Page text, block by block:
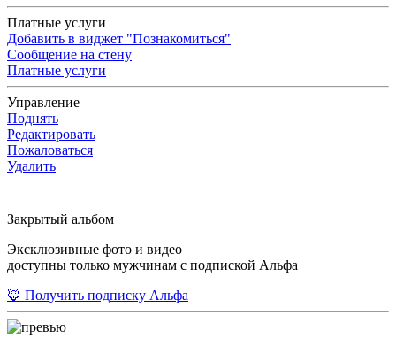
Платные услуги
Добавить в виджет "Познакомиться"
Сообщение на стену
Платные услуги
Управление
Поднять
Редактировать
Пожаловаться
Удалить
Закрытый альбом
Эксклюзивные фото и видео
доступны только мужчинам с подпиской Альфа
🦊 Получить подписку Альфа